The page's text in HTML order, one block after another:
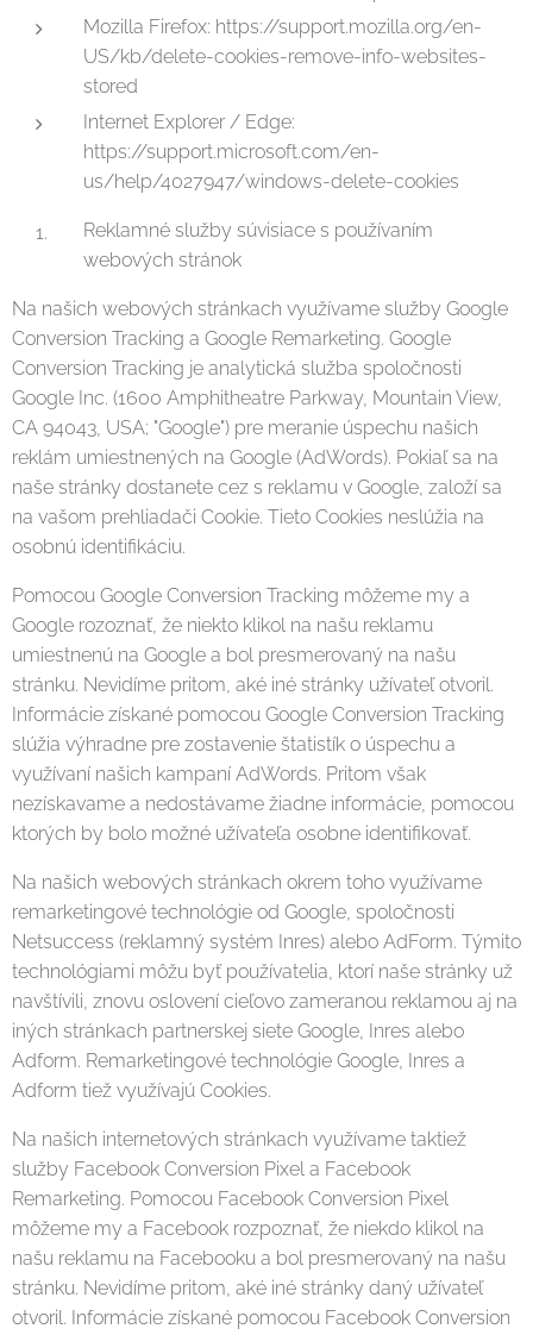
Mozilla Firefox: https://support.mozilla.org/en-
US/kb/delete-cookies-remove-info-websites-
stored
Internet Explorer / Edge:
https://support.microsoft.com/en-
us/help/4027947/windows-delete-cookies
Reklamné služby súvisiace s používaním
webových stránok
Na našich webových stránkach využívame služby Google
Conversion Tracking a Google Remarketing. Google
Conversion Tracking je analytická služba spoločnosti
Google Inc. (1600 Amphitheatre Parkway, Mountain View,
CA 94043, USA; "Google") pre meranie úspechu našich
reklám umiestnených na Google (AdWords). Pokiaľ sa na
naše stránky dostanete cez s reklamu v Google, založí sa
na vašom prehliadači Cookie. Tieto Cookies neslúžia na
osobnú identifikáciu.
Pomocou Google Conversion Tracking môžeme my a
Google rozoznať, že niekto klikol na našu reklamu
umiestnenú na Google a bol presmerovaný na našu
stránku. Nevidíme pritom, aké iné stránky užívateľ otvoril.
Informácie získané pomocou Google Conversion Tracking
slúžia výhradne pre zostavenie štatistík o úspechu a
využívaní našich kampaní AdWords. Pritom však
nezískavame a nedostávame žiadne informácie, pomocou
ktorých by bolo možné užívateľa osobne identifikovať.
Na našich webových stránkach okrem toho využívame
remarketingové technológie od Google, spoločnosti
Netsuccess (reklamný systém Inres) alebo AdForm. Týmito
technológiami môžu byť používatelia, ktorí naše stránky už
navštívili, znovu oslovení cieľovo zameranou reklamou aj na
iných stránkach partnerskej siete Google, Inres alebo
Adform. Remarketingové technológie Google, Inres a
Adform tiež využívajú Cookies.
Na našich internetových stránkach využívame taktiež
služby Facebook Conversion Pixel a Facebook
Remarketing. Pomocou Facebook Conversion Pixel
môžeme my a Facebook rozpoznať, že niekdo klikol na
našu reklamu na Facebooku a bol presmerovaný na našu
stránku. Nevidíme pritom, aké iné stránky daný užívateľ
otvoril. Informácie získané pomocou Facebook Conversion